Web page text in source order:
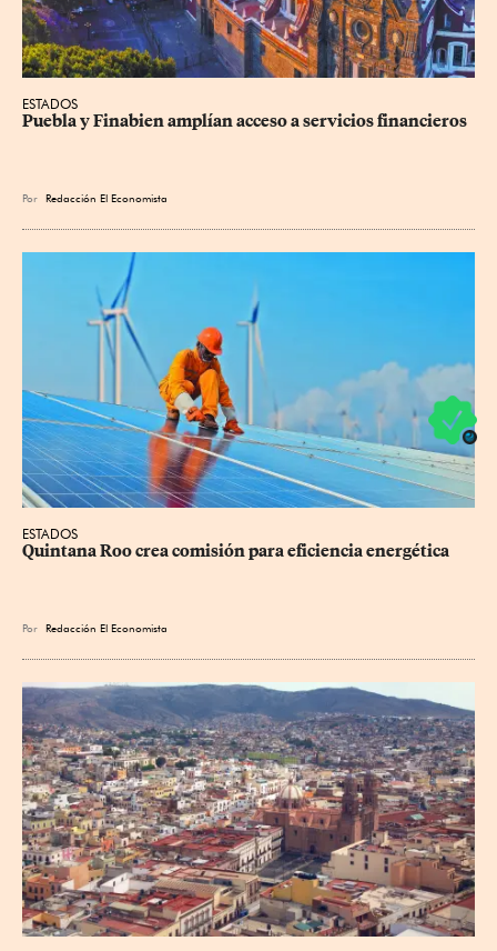
ESTADOS
Puebla y Finabien amplían acceso a servicios financieros
Por Redacción El Economista
ESTADOS
Quintana Roo crea comisión para eficiencia energética
Por Redacción El Economista